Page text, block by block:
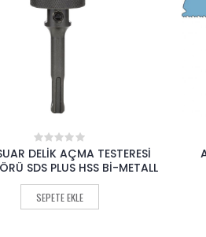
0
out
of
5
TESTERE UCU S1126CHF
2608657398
SEPETE EKLE